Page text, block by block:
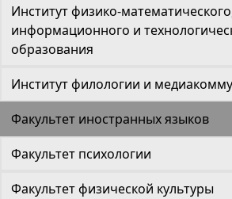
Институт физико-
информационного и
образования
Институт филологии и
Факультет иностранных языков
Факультет психологии
Факультет физической культуры